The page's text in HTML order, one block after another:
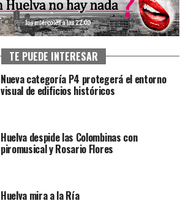
TE PUEDE INTERESAR
Nueva categoría P4 protegerá el entorno
visual de edificios históricos
Huelva despide las Colombinas con
piromusical y Rosario Flores
Huelva mira a la Ría